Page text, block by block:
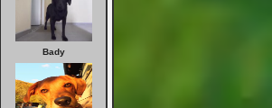
Bady